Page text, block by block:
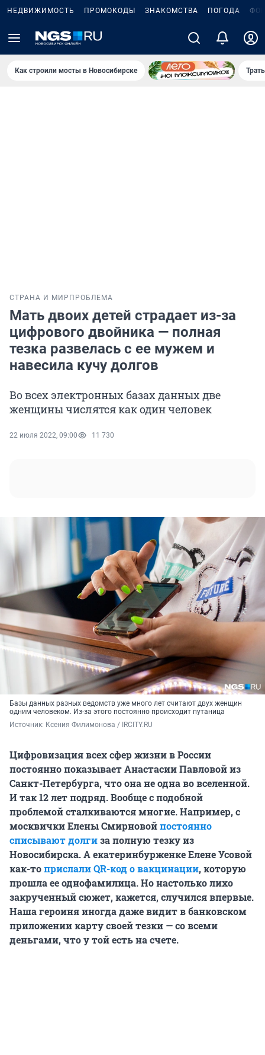
НЕДВИЖИМОСТЬ ПРОМОКОДЫ ЗНАКОМСТВА ПОГОДА
Как строили мосты в Новосибирске
СТРАНА И МИР ПРОБЛЕМА
Мать двоих детей страдает из-за
цифрового двойника — полная
тезка развелась с ее мужем и
навесила кучу долгов
Во всех электронных базах данных две
женщины числятся как один человек
22 июля 2022, 09:00 11 730
Базы данных разных ведомств уже много лет считают двух женщин
одним человеком. Из-за этого постоянно происходит путаница
Источник: Ксения Филимонова / IRCITY.RU
Цифровизация всех сфер жизни в России
постоянно показывает Анастасии Павловой из
Санкт-Петербурга, что она не одна во вселенной.
И так 12 лет подряд. Вообще с подобной
проблемой сталкиваются многие. Например, с
москвички Елены Смирновойпостоянно
списывают долгиза полную тезку из
Новосибирска. А екатеринбурженке Елене Усовой
как-топрислали QR-код о вакцинации, которую
прошла ее однофамилица. Нонастолько лихо
закрученный сюжет, кажется, случился впервые.
Наша героиня иногда даже видит в банковском
приложении карту своей тезки — со всеми
деньгами, что у той есть на счете.